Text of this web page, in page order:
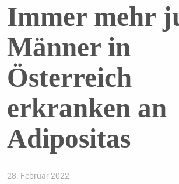
Immer mehr
Männer in
Österreich
erkranken an
Adipositas
28. Februar 2022